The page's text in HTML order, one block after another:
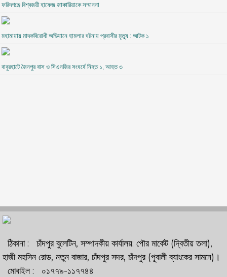
ফরিদগঞ্জে বিশ্বজয়ী হাফেজ জাকারিয়াকে সম্মাননা
মহামায়ায় মাদকবিরোধী অভিযানে হামলার ঘটনায় প্রবাসীর মৃত্যু : আটক ১
বাবুরহাটে জৈনপুর বাস ও সিএনজির সংঘর্ষে নিহত ১, আহত ৩
ঠিকানা : চাঁদপুর বুলেটিন, সম্পাদকীয় কার্যালয়: পৌর মার্কেট (দ্বিতীয় তলা),
হাজী মহসিন রোড, নতুন বাজার, চাঁদপুর সদর, চাঁদপুর (পূবালী ব্যাংকের সামনে)।
মোবাইল : ০১৭৭৯-১১৭৭৪৪